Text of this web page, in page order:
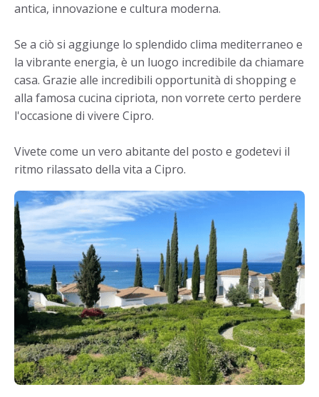
antica, innovazione e cultura moderna.
Se a ciò si aggiunge lo splendido clima mediterraneo e
la vibrante energia, è un luogo incredibile da chiamare
casa. Grazie alle incredibili opportunità di shopping e
alla famosa cucina cipriota, non vorrete certo perdere
l'occasione di vivere Cipro.
Vivete come un vero abitante del posto e godetevi il
ritmo rilassato della vita a Cipro.